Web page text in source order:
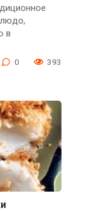
в
0 393